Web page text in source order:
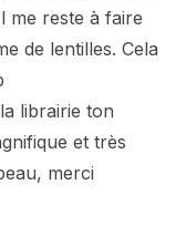
me reste à faire
de lentilles. Cela
librairie ton
et très
merci